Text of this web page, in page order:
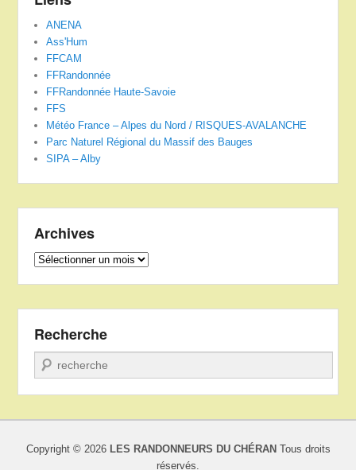
ANENA
Ass'Hum
FFCAM
FFRandonnée
FFRandonnée Haute-Savoie
FFS
Météo France – Alpes du Nord / RISQUES-AVALANCHE
Parc Naturel Régional du Massif des Bauges
SIPA – Alby
Archives
Archives
Recherche
Recherche
Copyright © 2026 LES RANDONNEURS DU CHÉRAN Tous droits
réservés.